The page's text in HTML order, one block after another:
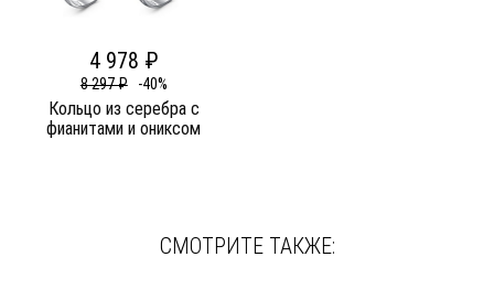
4 978 ₽
8 297 ₽ -40%
Кольцо из серебра c
фианитами и ониксом
СМОТРИТЕ ТАКЖЕ: